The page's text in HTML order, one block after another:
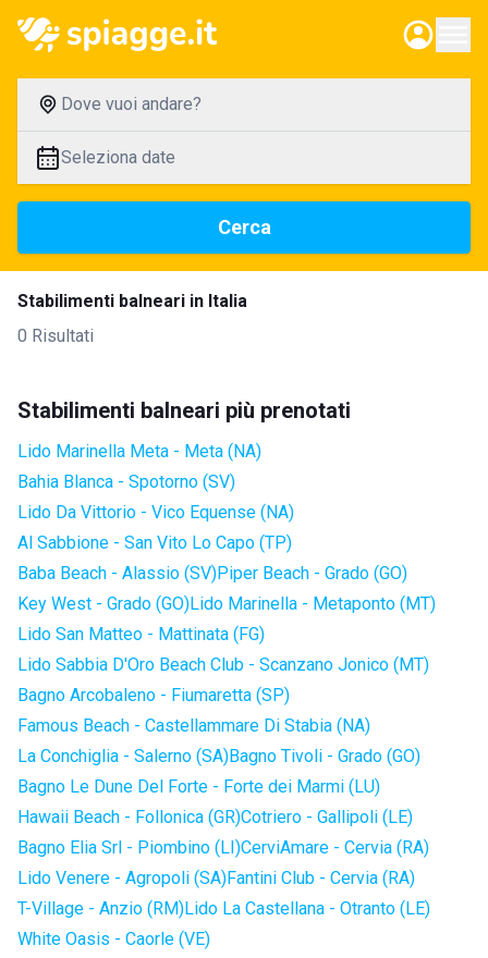
Dove vuoi andare?
Seleziona date
Cerca
Stabilimenti balneari in Italia
0 Risultati
Stabilimenti balneari più prenotati
Lido Marinella Meta - Meta (NA)
Bahia Blanca - Spotorno (SV)
Lido Da Vittorio - Vico Equense (NA)
Al Sabbione - San Vito Lo Capo (TP)
Baba Beach - Alassio (SV)Piper Beach - Grado (GO)
Key West - Grado (GO)Lido Marinella - Metaponto (MT)
Lido San Matteo - Mattinata (FG)
Lido Sabbia D'Oro Beach Club - Scanzano Jonico (MT)
Bagno Arcobaleno - Fiumaretta (SP)
Famous Beach - Castellammare Di Stabia (NA)
La Conchiglia - Salerno (SA)Bagno Tivoli - Grado (GO)
Bagno Le Dune Del Forte - Forte dei Marmi (LU)
Hawaii Beach - Follonica (GR)Cotriero - Gallipoli (LE)
Bagno Elia Srl - Piombino (LI)CerviAmare - Cervia (RA)
Lido Venere - Agropoli (SA)Fantini Club - Cervia (RA)
T-Village - Anzio (RM)Lido La Castellana - Otranto (LE)
White Oasis - Caorle (VE)